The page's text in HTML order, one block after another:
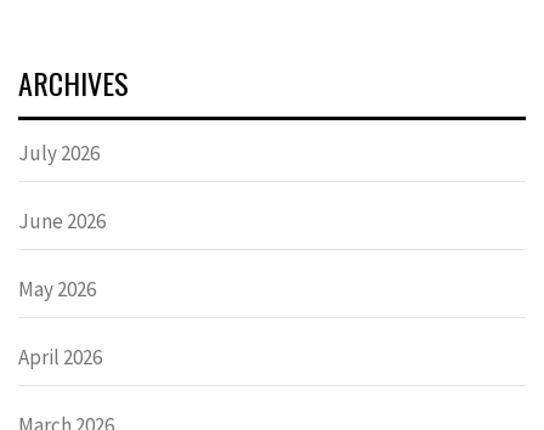
ARCHIVES
July 2026
June 2026
May 2026
April 2026